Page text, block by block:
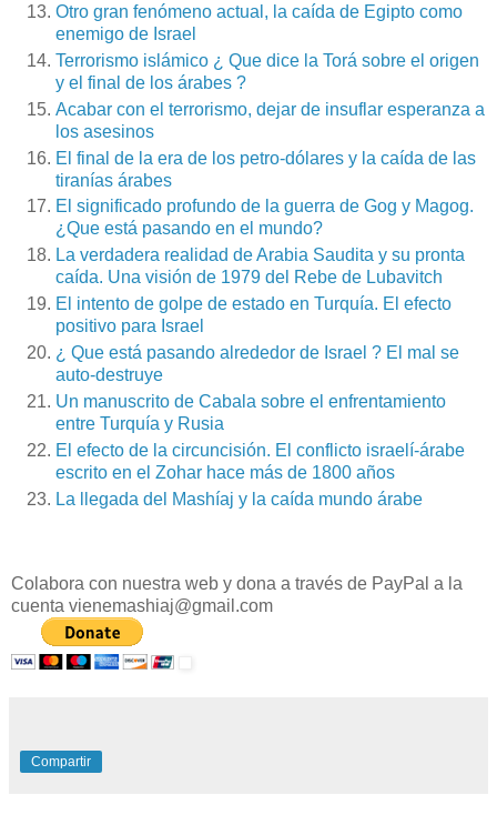
Otro gran fenómeno actual, la caída de Egipto como
enemigo de Israel
Terrorismo islámico ¿ Que dice la Torá sobre el origen
y el final de los árabes ?
Acabar con el terrorismo, dejar de insuflar esperanza a
los asesinos
El final de la era de los petro-dólares y la caída de las
tiranías árabes
El significado profundo de la guerra de Gog y Magog.
¿Que está pasando en el mundo?
La verdadera realidad de Arabia Saudita y su pronta
caída. Una visión de 1979 del Rebe de Lubavitch
El intento de golpe de estado en Turquía. El efecto
positivo para Israel
¿ Que está pasando alrededor de Israel ? El mal se
auto-destruye
Un manuscrito de Cabala sobre el enfrentamiento
entre Turquía y Rusia
El efecto de la circuncisión. El conflicto israelí-árabe
escrito en el Zohar hace más de 1800 años
La llegada del Mashíaj y la caída mundo árabe
Colabora con nuestra web y dona a través de PayPal a la
cuenta vienemashiaj@gmail.com
Compartir